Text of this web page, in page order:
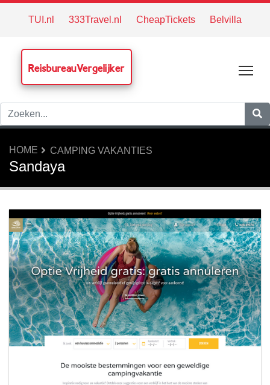
TUI.nl 333Travel.nl CheapTickets Belvilla
ReisbureauVergelijker
HOME CAMPING VAKANTIES
Sandaya